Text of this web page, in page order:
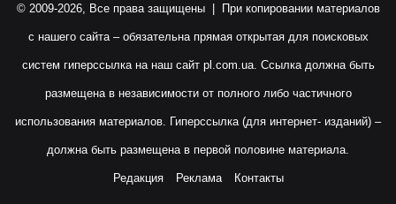
© 2009-2026, Все права защищены | При копировании материалов
с нашего сайта – обязательна прямая открытая для поисковых
систем гиперссылка на наш сайт pl.com.ua. Ссылка должна быть
размещена в независимости от полного либо частичного
использования материалов. Гиперссылка (для интернет- изданий) –
должна быть размещена в первой половине материала.
Редакция Реклама Контакты